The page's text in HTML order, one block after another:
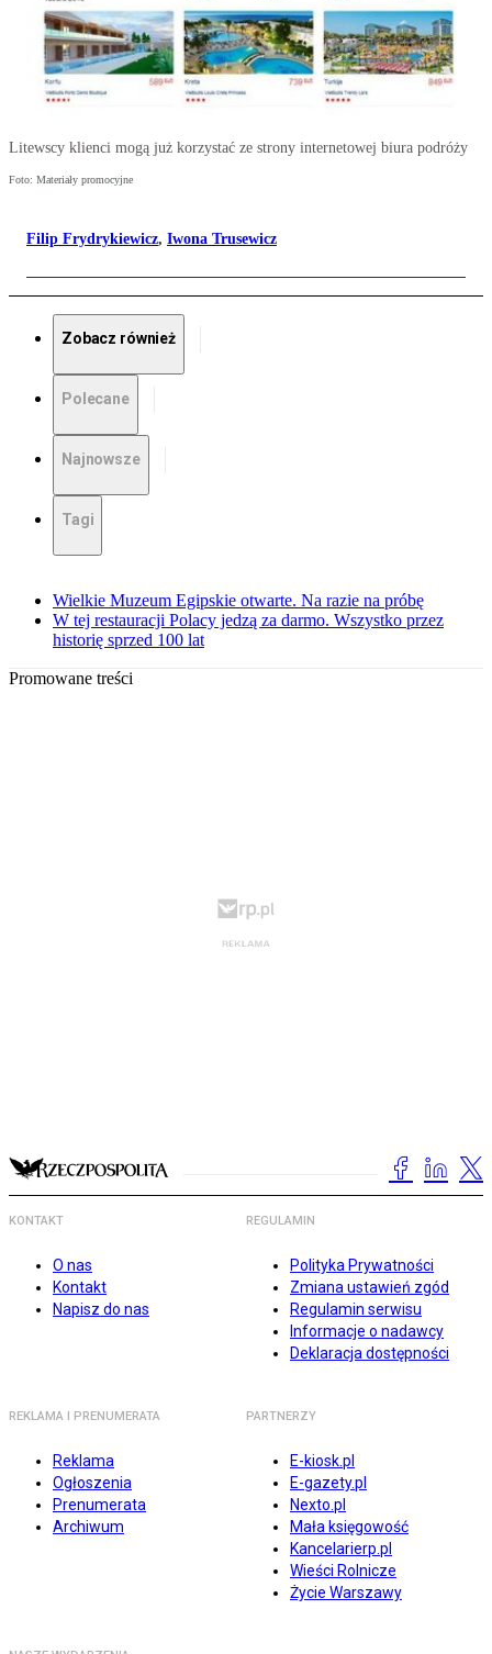
Litewscy klienci mogą już korzystać ze strony internetowej biura podróży
Foto: Materiały promocyjne
Filip Frydrykiewicz, Iwona Trusewicz
Zobacz również
Polecane
Najnowsze
Tagi
Wielkie Muzeum Egipskie otwarte. Na razie na próbę
W tej restauracji Polacy jedzą za darmo. Wszystko przez
historię sprzed 100 lat
Promowane treści
KONTAKT
O nas
Kontakt
Napisz do nas
REGULAMIN
Polityka Prywatności
Zmiana ustawień zgód
Regulamin serwisu
Informacje o nadawcy
Deklaracja dostępności
REKLAMA I PRENUMERATA
Reklama
Ogłoszenia
Prenumerata
Archiwum
PARTNERZY
E-kiosk.pl
E-gazety.pl
Nexto.pl
Mała księgowość
Kancelarierp.pl
Wieści Rolnicze
Życie Warszawy